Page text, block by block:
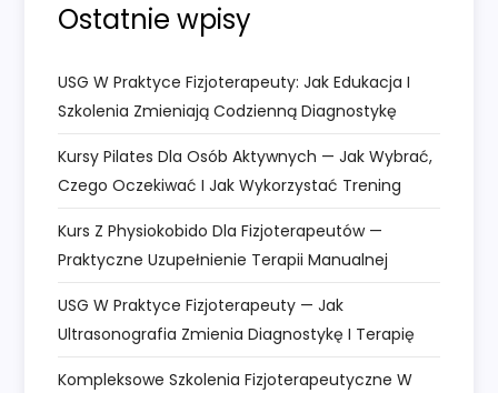
p
i
s
u
Ostatnie wpisy
USG W Praktyce Fizjoterapeuty: Jak Edukacja I
Szkolenia Zmieniają Codzienną Diagnostykę
Kursy Pilates Dla Osób Aktywnych — Jak Wybrać,
Czego Oczekiwać I Jak Wykorzystać Trening
Kurs Z Physiokobido Dla Fizjoterapeutów —
Praktyczne Uzupełnienie Terapii Manualnej
USG W Praktyce Fizjoterapeuty — Jak
Ultrasonografia Zmienia Diagnostykę I Terapię
Kompleksowe Szkolenia Fizjoterapeutyczne W